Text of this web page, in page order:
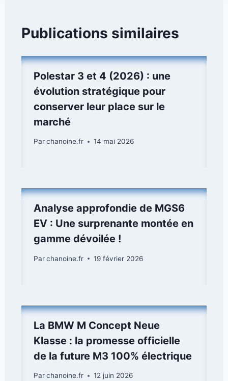
Publications similaires
Polestar 3 et 4 (2026) : une
évolution stratégique pour
conserver leur place sur le
marché
Parchanoine.fr 14 mai 2026
Analyse approfondie de MGS6
EV : Une surprenante montée en
gamme dévoilée !
Parchanoine.fr 19 février 2026
La BMW M Concept Neue
Klasse : la promesse officielle
de la future M3 100% électrique
Parchanoine.fr 12 juin 2026